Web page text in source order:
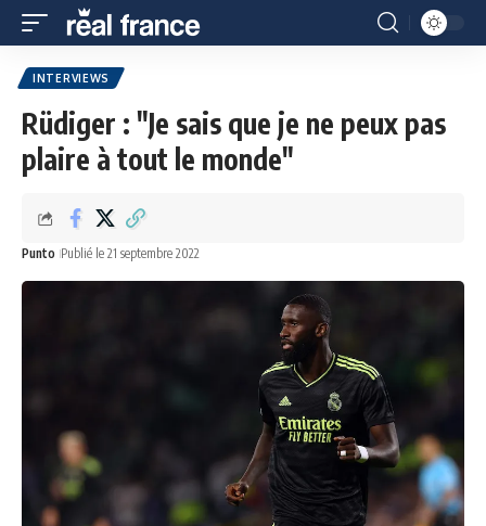
INTERVIEWS
Rüdiger : "Je sais que je ne peux pas
plaire à tout le monde"
Punto Publié le 21 septembre 2022